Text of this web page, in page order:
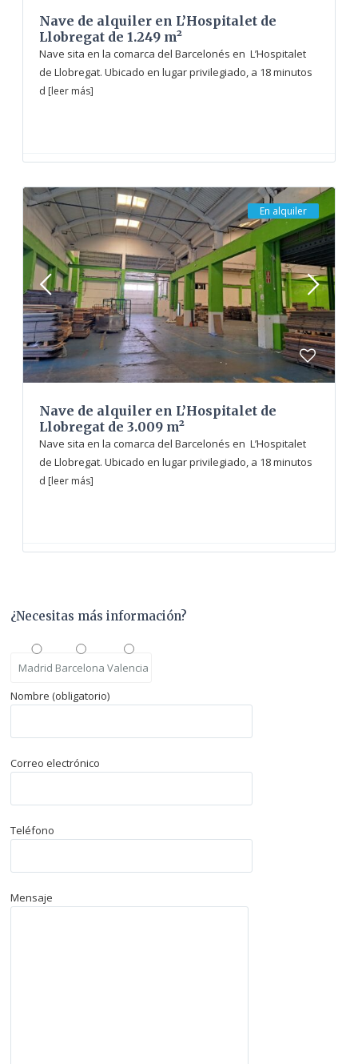
Nave de alquiler en L’Hospitalet de
Llobregat de 1.249 m²
Nave sita en la comarca del Barcelonés en L’Hospitalet
de Llobregat. Ubicado en lugar privilegiado, a 18 minutos
d [leer más]
En alquiler
Nave de alquiler en L’Hospitalet de
Llobregat de 3.009 m²
Nave sita en la comarca del Barcelonés en L’Hospitalet
de Llobregat. Ubicado en lugar privilegiado, a 18 minutos
d [leer más]
¿Necesitas más información?
Madrid Barcelona Valencia
Nombre (obligatorio)
Correo electrónico
Teléfono
Mensaje